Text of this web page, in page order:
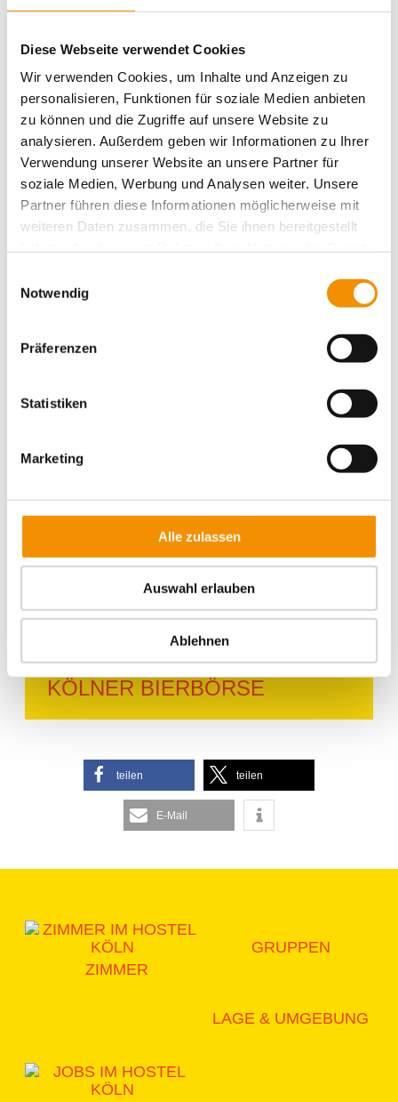
Diese Webseite verwendet Cookies
Wir verwenden Cookies, um Inhalte und Anzeigen zu
personalisieren, Funktionen für soziale Medien anbieten
zu können und die Zugriffe auf unsere Website zu
analysieren. Außerdem geben wir Informationen zu Ihrer
Verwendung unserer Website an unsere Partner für
soziale Medien, Werbung und Analysen weiter. Unsere
Partner führen diese Informationen möglicherweise mit
weiteren Daten zusammen, die Sie ihnen bereitgestellt
Notwendig
Präferenzen
Statistiken
Marketing
Alle zulassen
Auswahl erlauben
Ablehnen
Action Aktivitäten Aufführungen Belgisches Viertel
Burger Cafe christmas Cologne Drinks
einzigartig Entspannung Essen Essen für alle
Events family festival ganz privat Hostel Köln
Karneval kiddys Kreativität Kunst Köln Köln bei
Nacht
Köln Umgebung lifestyle Messe Messen music
party Rhein Romantik schwimmen Shopping
Sightseeing Spielen & Spaß Sport summertime Süßes
Veranstaltungen
Weihnachten
SANTAS
KÖLN
GAMESCOM IN KÖLN
KÖLNER BIERBÖRSE
teilen teilen
E-Mail
ZIMMER
GRUPPEN
LAGE & UMGEBUNG